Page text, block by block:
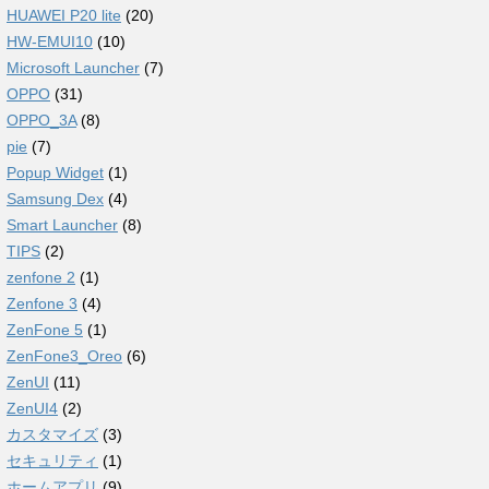
HUAWEI P20 lite (20)
HW-EMUI10 (10)
Microsoft Launcher (7)
OPPO (31)
OPPO_3A(8)
pie (7)
Popup Widget (1)
Samsung Dex (4)
Smart Launcher (8)
TIPS (2)
zenfone 2 (1)
Zenfone 3 (4)
ZenFone 5 (1)
ZenFone3_Oreo (6)
ZenUI (11)
ZenUI4 (2)
カスタマイズ (3)
セキュリティ (1)